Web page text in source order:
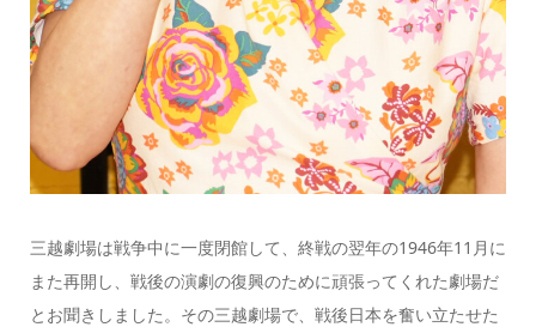
三越劇場は戦争中に一度閉館して、終戦の翌年の1946年11月に
また再開し、戦後の演劇の復興のために頑張ってくれた劇場だ
とお聞きしました。その三越劇場で、戦後日本を奮い立たせた